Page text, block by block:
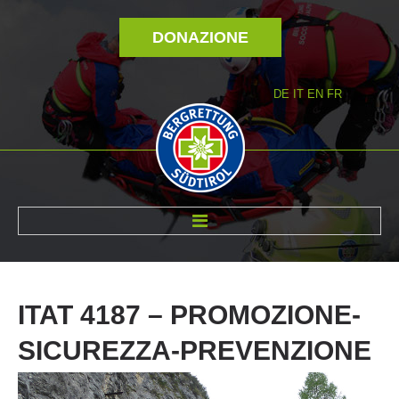
DONAZIONE
DE IT EN FR
ITAT 4187 – PROMOZIONE-
SICUREZZA-PREVENZIONE